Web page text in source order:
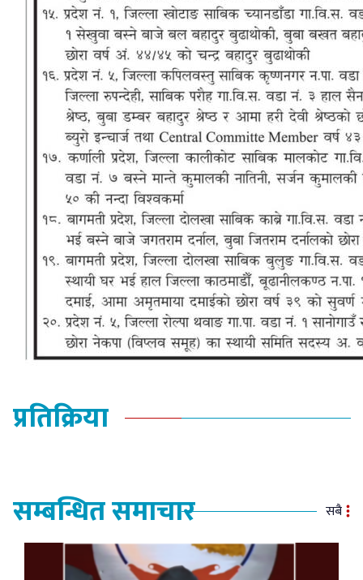
प्रतिक्रिया
सम्बन्धित समाचार सबै